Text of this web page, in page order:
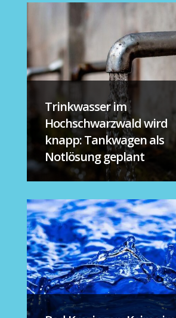
Trinkwasser im
Hochschwarzwald wird
knapp: Tankwagen als
Notlösung geplant